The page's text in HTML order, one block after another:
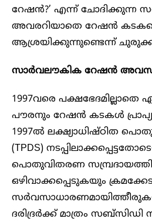
റേഷൻ?’ എന്ന് ചോദിക്കുന്ന
അവരറിയാതെ റേഷൻ
ആശ്രയിക്കുന്നുണ്ടെന്ന്
സാർവലൗകിക റേഷൻ
1997വരെ
പൗരനും റേഷൻ കടകൾ
1997ൽ ലക്ഷ്യാധിഷ്ഠിത
(TPDS)
പൊതുവിതരണ
ഒഴിവാക്കപ്പെടുകയും
ദരിദ്രർക്ക് മാത്രം സബ്സിഡി